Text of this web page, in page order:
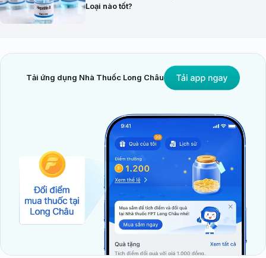
Loại nào tốt?
Tải ứng dụng Nhà Thuốc Long Châu